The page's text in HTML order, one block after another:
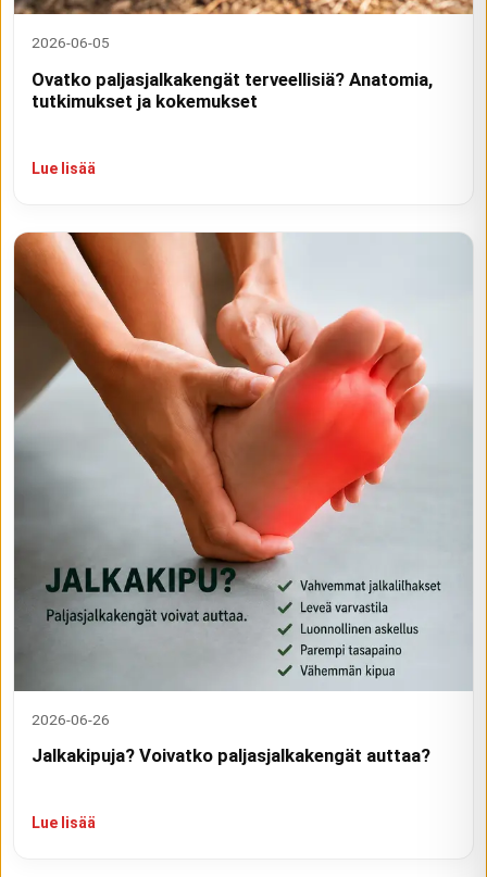
2026-06-05
Ovatko paljasjalkakengät terveellisiä? Anatomia,
tutkimukset ja kokemukset
Lue lisää
2026-06-26
Jalkakipuja? Voivatko paljasjalkakengät auttaa?
Lue lisää